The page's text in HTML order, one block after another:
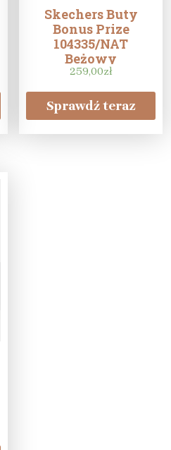
Skechers Buty
Bonus Prize
104335/NAT
Beżowy
259,00zł
Sprawdź teraz